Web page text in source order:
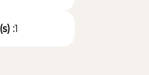
:1